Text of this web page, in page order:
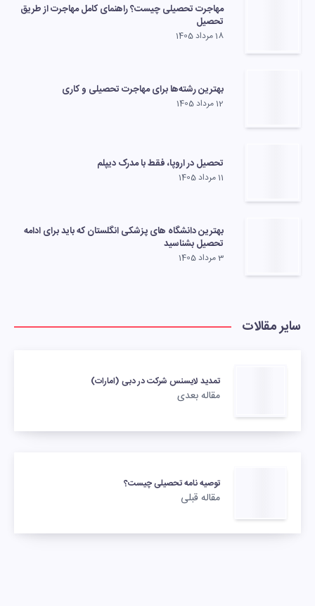
مهاجرت تحصیلی چیست؟ راهنمای کامل مهاجرت از طریق
تحصیل
18 مرداد 1405
بهترین رشته‌ها برای مهاجرت تحصیلی و کاری
12 مرداد 1405
تحصیل در اروپا، فقط با مدرک دیپلم
11 مرداد 1405
بهترین دانشگاه های پزشکی انگلستان که باید برای ادامه
تحصیل بشناسید
3 مرداد 1405
سایر مقالات
تمدید لایسنس شرکت در دبی (امارات)
مقاله بعدی
توصیه نامه تحصیلی چیست؟
مقاله قبلی